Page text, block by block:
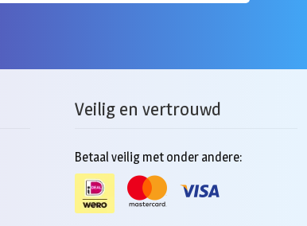
Veilig en vertrouwd
Betaal veilig met onder andere: